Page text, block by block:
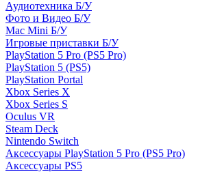
Аудиотехника Б/У
Фото и Видео Б/У
Mac Mini Б/У
Игровые приставки Б/У
PlayStation 5 Pro (PS5 Pro)
PlayStation 5 (PS5)
PlayStation Portal
Xbox Series X
Xbox Series S
Oculus VR
Steam Deck
Nintendo Switch
Аксессуары PlayStation 5 Pro (PS5 Pro)
Аксессуары PS5